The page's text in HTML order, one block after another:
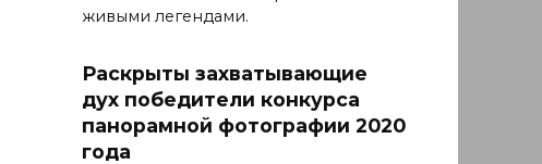
живыми легендами.
Раскрыты захватывающие
дух победители конкурса
панорамной фотографии 2020
года